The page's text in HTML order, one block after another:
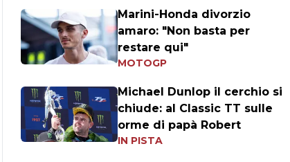
Marini-Honda divorzio
amaro: "Non basta per
restare qui"
MOTOGP
Michael Dunlop il cerchio si
chiude: al Classic TT sulle
orme di papà Robert
IN PISTA